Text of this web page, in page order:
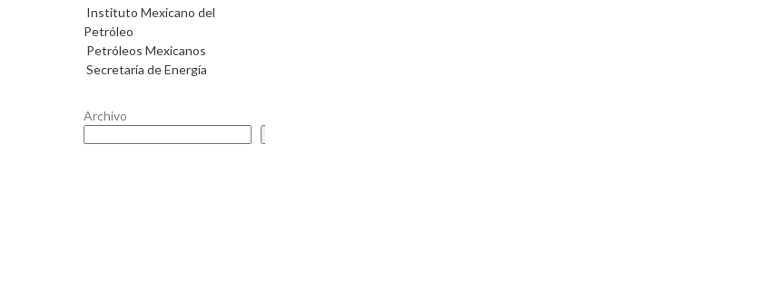
Instituto Mexicano del
Petróleo
Petróleos Mexicanos
Secretaría de Energía
Archivo